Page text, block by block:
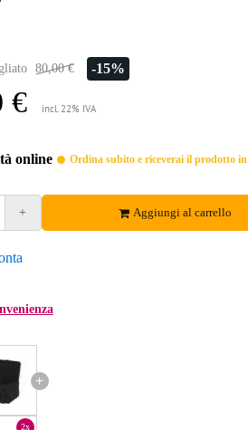
80,00 € -15%
€ incl. 22% IVA
online Ordina subito e riceverai il prodotto in
+ Aggiungi al carrello
+
2x